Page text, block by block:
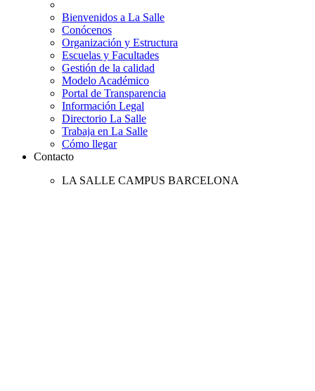
Bienvenidos a La Salle
Conócenos
Organización y Estructura
Escuelas y Facultades
Gestión de la calidad
Modelo Académico
Portal de Transparencia
Información Legal
Directorio La Salle
Trabaja en La Salle
Cómo llegar
Contacto
LA SALLE CAMPUS BARCELONA